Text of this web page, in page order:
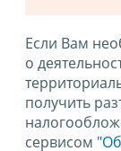
Если Вам
о
получить
сервисом